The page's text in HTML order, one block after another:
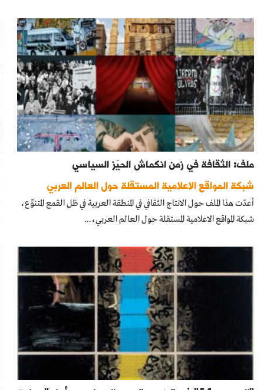
ملف: الثقافة في زمن انكماش الحيّز السياسي
شبكة المواقع الاعلامية المستقلة حول العالم العربي
أعدّت هذا الملف حول الانتاج الثقافي في المنطقة العربية في ظل القمع المتنوِّع،
شبكة المواقع الاعلامية المستقلة حول العالم العربي،...